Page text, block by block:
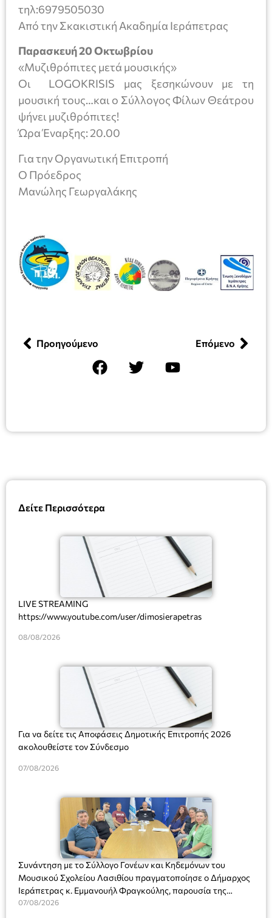
Δείτε Περισσότερα
LIVE STREAMING
https://www.youtube.com/user/dimosierapetras
08/08/2026
Για να δείτε τις Αποφάσεις Δημοτικής Επιτροπής 2026
ακολουθείστε τον Σύνδεσμο
07/08/2026
Συνάντηση με το Σύλλογο Γονέων και Κηδεμόνων του
Μουσικού Σχολείου Λασιθίου πραγματοποίησε ο Δήμαρχος
Ιεράπετρας κ. Εμμανουήλ Φραγκούλης, παρουσία της
Διευθύντριας του σχολείου κας Μαριάννας Χαΐτα.
07/08/2026
τηλ:6979505030
Από την Σκακιστική Ακαδημία Ιεράπετρας
Παρασκευή 20 Οκτωβρίου
«Μυζιθρόπιτες μετά μουσικής»
Οι LOGOKRISIS μας ξεσηκώνουν με τη
μουσική τους…και ο Σύλλογος Φίλων Θεάτρου
ψήνει μυζιθρόπιτες!
Ώρα Έναρξης: 20.00
Για την Οργανωτική Επιτροπή
Ο Πρόεδρος
Μανώλης Γεωργαλάκης
Προηγούμενο Επόμενο